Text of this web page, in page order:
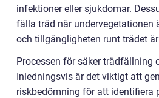
infektioner eller sjukdomar.
fälla träd när undervegetationen
och tillgängligheten runt trädet
Processen för säker trädfällning
Inledningsvis är det viktigt att
riskbedömning för att identifiera